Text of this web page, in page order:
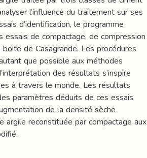
l’influence du traitement sur ses
d’identification, le programme
de compactage, de compression
de Casagrande. Les procédures
que possible aux méthodes
des résultats s’inspire
à travers le monde. Les résultats
paramètres déduits de ces essais
de la densité sèche
reconstituée par compactage aux